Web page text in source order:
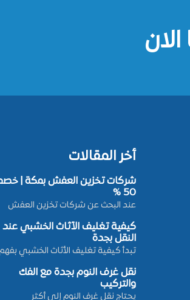
أخر المقالات
شركات تخزين العفش بمكة |
50 %
عند البحث عن شركات تخزين العفش
كيفية تغليف الأثاث الخشبي عند
النقل بجدة
تبدأ كيفية تغليف الأثاث الخشبي
نقل غرف النوم بجدة مع الفك
والتركيب
يحتاج نقل غرف النوم إلى أكثر